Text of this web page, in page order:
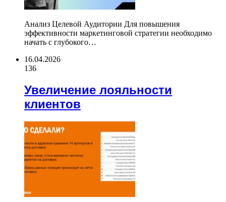
Анализ Целевой Аудитории Для повышения
эффективности маркетинговой стратегии необходимо
начать с глубокого…
16.04.2026
136
Увеличение лояльности
клиентов